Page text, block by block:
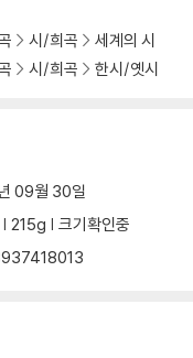
시/희곡
세계의 시
시/희곡 한시/옛시
09월 30일
| 215g | 크기확인중